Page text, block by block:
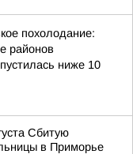
похолодание:
районов
ниже 10
Сбитую
в Приморье